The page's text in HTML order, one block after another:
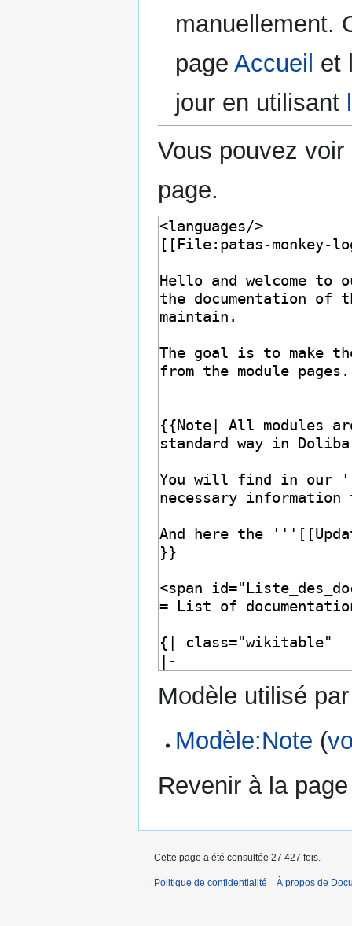
manuellement.
pageAccueil et
jour en utilisant
Vous pouvez
page.
Modèle utilisé
Modèle:Note (
Revenir à la
Cette page a été consultée 27 427 fois.
Politique de confidentialité À propos de